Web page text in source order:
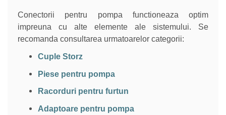
Conectorii pentru pompa functioneaza optim
impreuna cu alte elemente ale sistemului. Se
recomanda consultarea urmatoarelor categorii:
Cuple Storz
Piese pentru pompa
Racorduri pentru furtun
Adaptoare pentru pompa